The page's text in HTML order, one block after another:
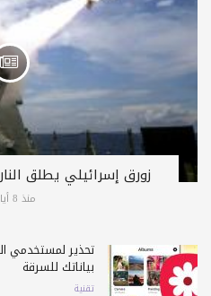
زورق إسرائيلي يطلق
منذ 8 أيام
تحذير لمستخدمي
بياناتك للسرقة
تقنية